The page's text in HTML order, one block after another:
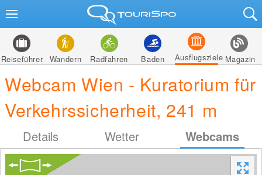
Reiseführer Wandern Radfahren Baden Ausflugsziele Magazin
Webcam Wien - Kuratorium für
Verkehrssicherheit, 241 m
Details Wetter Webcams